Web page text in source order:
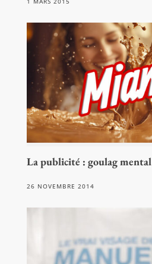
La publicité : goulag mental
26 NOVEMBRE 2014